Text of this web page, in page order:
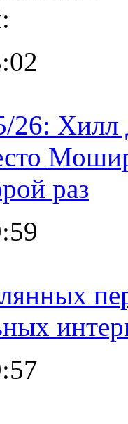
26:
раз